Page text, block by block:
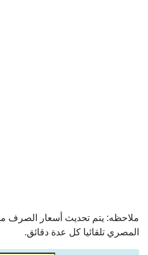
ملاحظه: يتم تحديث أسعار الصرف من
المصري تلقائيا كل عدة دقائق.